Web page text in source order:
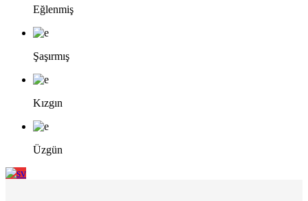
Eğlenmiş
Şaşırmış
Kızgın
Üzgün